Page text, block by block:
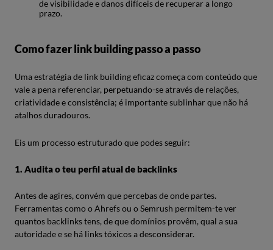
de visibilidade e danos difíceis de recuperar a longo
prazo.
Como fazer link building passo a passo
Uma estratégia de link building eficaz começa com conteúdo que
vale a pena referenciar, perpetuando-se através de relações,
criatividade e consistência; é importante sublinhar que não há
atalhos duradouros.
Eis um processo estruturado que podes seguir:
1. Audita o teu perfil atual de backlinks
Antes de agires, convém que percebas de onde partes.
Ferramentas como o Ahrefs ou o Semrush permitem-te ver
quantos backlinks tens, de que domínios provêm, qual a sua
autoridade e se há links tóxicos a desconsiderar.